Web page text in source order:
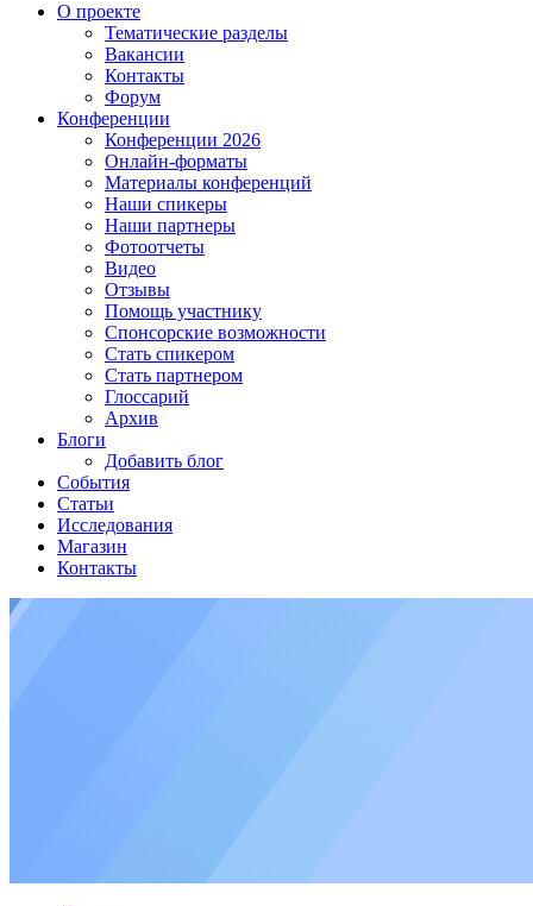
О проекте
Тематические разделы
Вакансии
Контакты
Форум
Конференции
Конференции 2026
Онлайн-форматы
Материалы конференций
Наши спикеры
Наши партнеры
Фотоотчеты
Видео
Отзывы
Помощь участнику
Спонсорские возможности
Стать спикером
Стать партнером
Глоссарий
Архив
Блоги
Добавить блог
События
Статьи
Исследования
Магазин
Контакты